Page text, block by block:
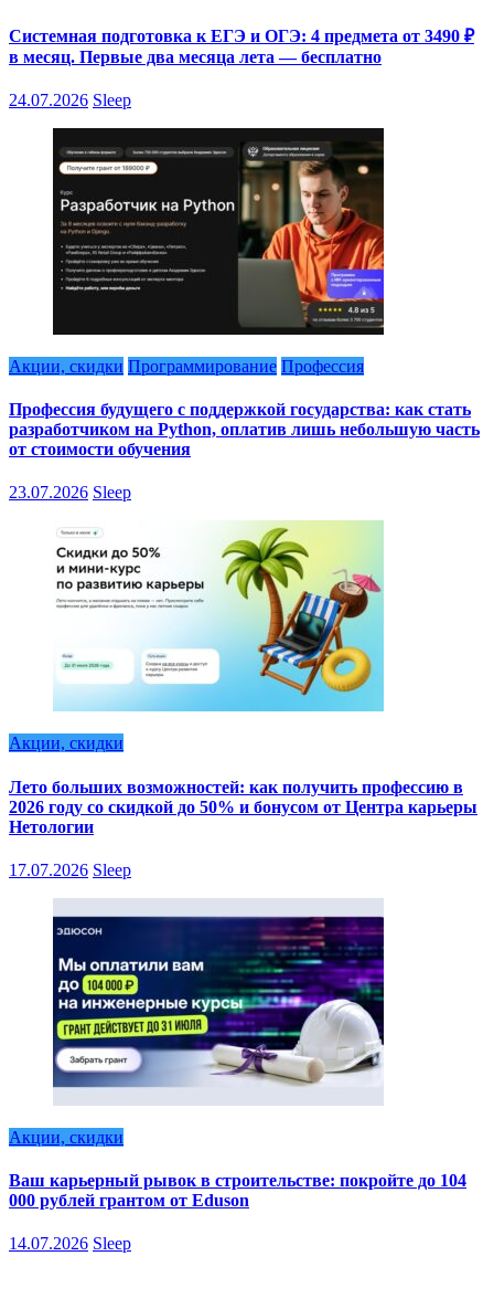
Системная подготовка к ЕГЭ и ОГЭ: 4 предмета от 3490 ₽
в месяц. Первые два месяца лета — бесплатно
24.07.2026 Sleep
Акции, скидки Программирование Профессия
Профессия будущего с поддержкой государства: как стать
разработчиком на Python, оплатив лишь небольшую часть
от стоимости обучения
23.07.2026 Sleep
Акции, скидки
Лето больших возможностей: как получить профессию в
2026 году со скидкой до 50% и бонусом от Центра карьеры
Нетологии
17.07.2026 Sleep
Акции, скидки
Ваш карьерный рывок в строительстве: покройте до 104
000 рублей грантом от Eduson
14.07.2026 Sleep